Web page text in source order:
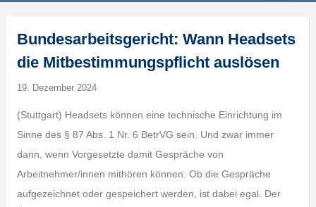
Bundesarbeitsgericht: Wann Headsets
die Mitbestimmungspflicht auslösen
19. Dezember 2024
(Stuttgart) Headsets können eine technische Einrichtung im
Sinne des § 87 Abs. 1 Nr. 6 BetrVG sein. Und zwar immer
dann, wenn Vorgesetzte damit Gespräche von
Arbeitnehmer/innen mithören können. Ob die Gespräche
aufgezeichnet oder gespeichert werden, ist dabei egal. Der